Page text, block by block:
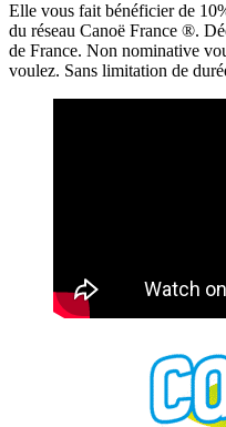
Elle vous fait bénéficier de
du réseau Canoë France ®.
de France. Non nominative
voulez. Sans limitation de